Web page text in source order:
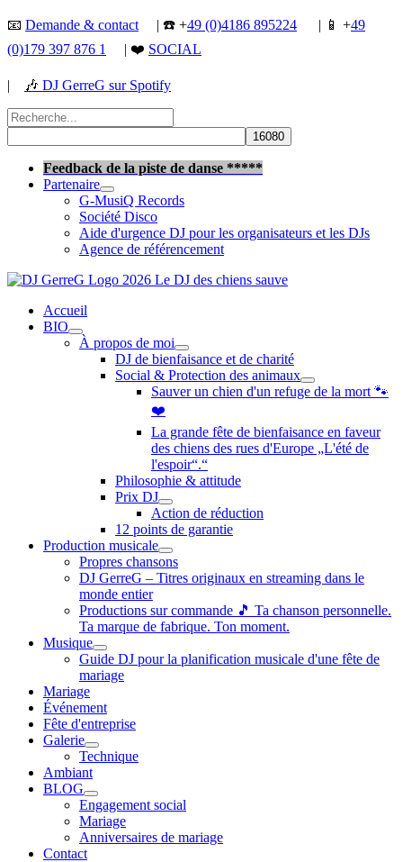
Aller
contenu
📧 Demande & contact | ☎️ +49 (0)4186 895224 | 📱 +49
(0)179 397 876 1
| ❤️ SOCIAL
| 🎶 DJ GerreG sur Spotify
Rechercher :
Feedback de la piste de danse *****
Partenaire
G-MusiQ Records
Société Disco
Aide d'urgence DJ pour les organisateurs et les DJs
Agence de référencement
Accueil
BIO
À propos de moi
DJ de bienfaisance et de charité
Social & Protection des animaux
Sauver un chien d'un refuge de la mort 🐾
❤️
La grande fête de bienfaisance en faveur
des chiens des rues d'Europe „L'été de
l'espoir“.“
Philosophie & attitude
Prix DJ
Action de réduction
12 points de garantie
Production musicale
Propres chansons
DJ GerreG – Titres originaux en streaming dans le
monde entier
Productions sur commande 🎵 Ta chanson personnelle.
Ta marque de fabrique. Ton moment.
Musique
Guide DJ pour la planification musicale d'une fête de
mariage
Mariage
Événement
Fête d'entreprise
Galerie
Technique
Ambiant
BLOG
Engagement social
Mariage
Anniversaires de mariage
Contact